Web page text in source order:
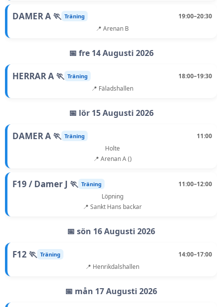
DAMER A 🏃 Träning
19:00–20:30
📍 Arenan B
📅 fre 14 Augusti 2026
HERRAR A 🏃 Träning
18:00–19:30
📍 Fäladshallen
📅 lör 15 Augusti 2026
DAMER A 🏃 Träning
11:00
Holte
📍 Arenan A ()
F19 / Damer J 🏃 Träning
11:00–12:00
Löpning
📍 Sankt Hans backar
📅 sön 16 Augusti 2026
F12 🏃 Träning
14:00–17:00
📍 Henrikdalshallen
📅 mån 17 Augusti 2026